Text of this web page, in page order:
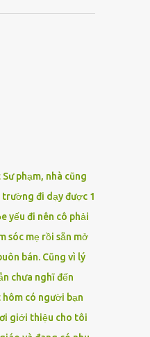
phạm, nhà cũng
đi dạy được 1
yếu đi nên cô phải
sóc mẹ rồi sẵn mở
bán. Cũng vì lý
chưa nghĩ đến
hôm có người bạn
giới thiệu cho tôi